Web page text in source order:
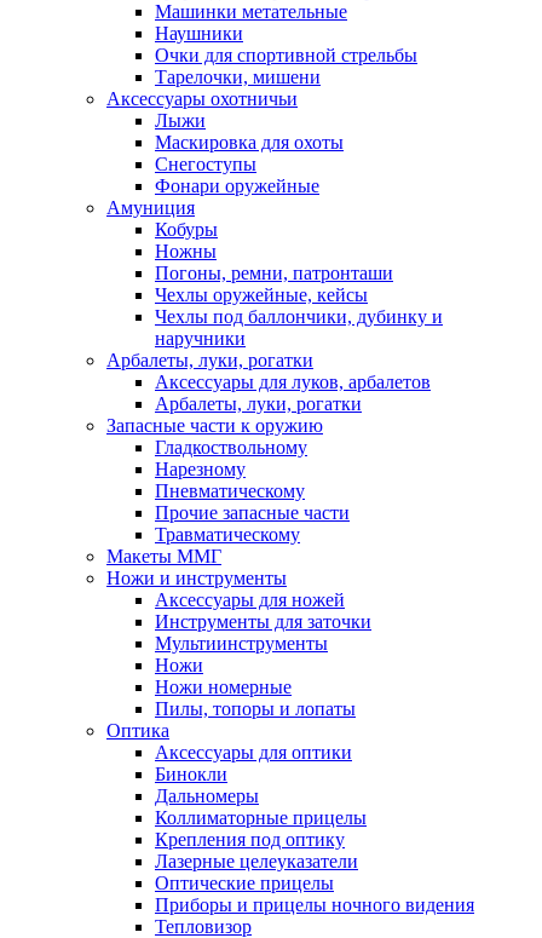
Машинки метательные
Наушники
Очки для спортивной стрельбы
Тарелочки, мишени
Аксессуары охотничьи
Лыжи
Маскировка для охоты
Снегоступы
Фонари оружейные
Амуниция
Кобуры
Ножны
Погоны, ремни, патронташи
Чехлы оружейные, кейсы
Чехлы под баллончики, дубинку и
наручники
Арбалеты, луки, рогатки
Аксессуары для луков, арбалетов
Арбалеты, луки, рогатки
Запасные части к оружию
Гладкоствольному
Нарезному
Пневматическому
Прочие запасные части
Травматическому
Макеты ММГ
Ножи и инструменты
Аксессуары для ножей
Инструменты для заточки
Мультиинструменты
Ножи
Ножи номерные
Пилы, топоры и лопаты
Оптика
Аксессуары для оптики
Бинокли
Дальномеры
Коллиматорные прицелы
Крепления под оптику
Лазерные целеуказатели
Оптические прицелы
Приборы и прицелы ночного видения
Тепловизор